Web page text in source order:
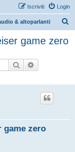
Login
Iscriviti
& altoparlanti
game zero
Cerca
game zero